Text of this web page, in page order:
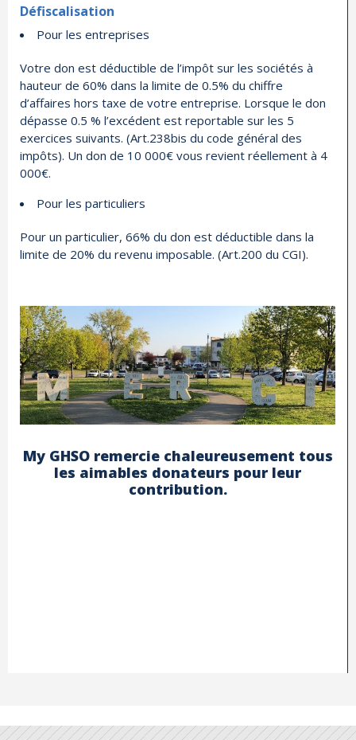
Défiscalisation
Pour les entreprises
Votre don est déductible de l’impôt sur les sociétés à
hauteur de 60% dans la limite de 0.5% du chiffre
d’affaires hors taxe de votre entreprise. Lorsque le don
dépasse 0.5 % l’excédent est reportable sur les 5
exercices suivants. (Art.238bis du code général des
impôts). Un don de 10 000€ vous revient réellement à 4
000€.
Pour les particuliers
Pour un particulier, 66% du don est déductible dans la
limite de 20% du revenu imposable. (Art.200 du CGI).
My GHSO remercie chaleureusement tous
les aimables donateurs pour leur
contribution.